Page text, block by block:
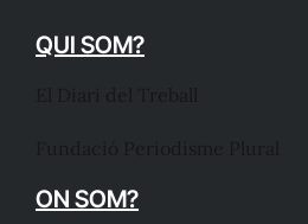
QUI SOM?
ON SOM?